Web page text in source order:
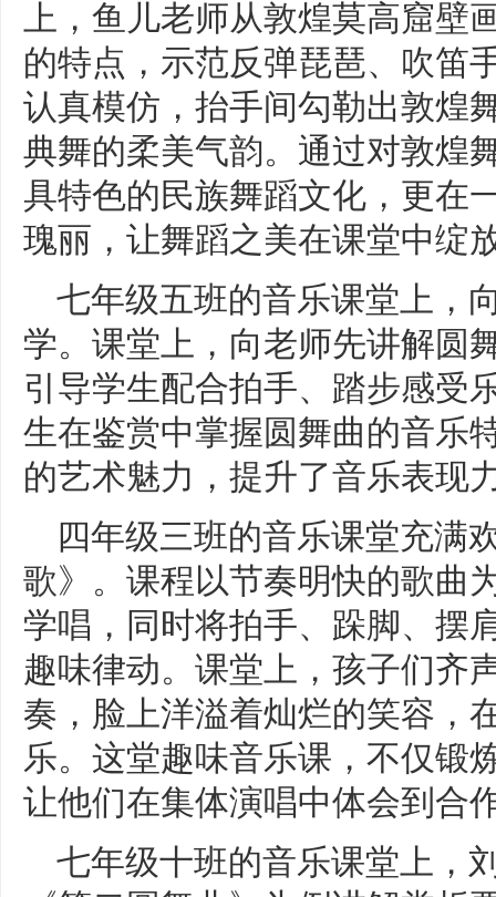
上，鱼儿老师从敦煌莫高窟壁
的特点，示范反弹琵琶、吹笛
认真模仿，抬手间勾勒出敦煌
典舞的柔美气韵。通过对敦煌
具特色的民族舞蹈文化，更在
瑰丽，让舞蹈之美在课堂中绽
七年级五班的音乐课堂上，
学。课堂上，向老师先讲解圆
引导学生配合拍手、踏步感受
生在鉴赏中掌握圆舞曲的音乐
的艺术魅力，提升了音乐表现
四年级三班的音乐课堂充满
歌》。课程以节奏明快的歌曲
学唱，同时将拍手、跺脚、摆
趣味律动。课堂上，孩子们齐
奏，脸上洋溢着灿烂的笑容，
乐。这堂趣味音乐课，不仅锻
让他们在集体演唱中体会到合
七年级十班的音乐课堂上，